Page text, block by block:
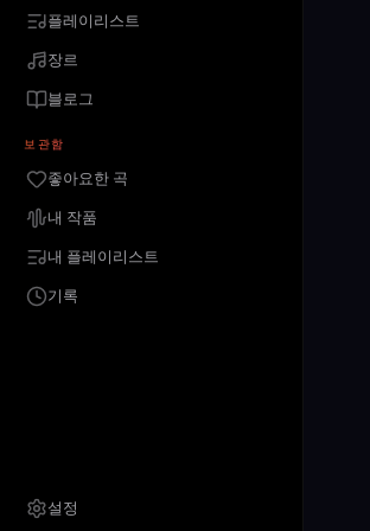
플레이리스트
장르
블로그
보관함
좋아요한 곡
내 작품
내 플레이리스트
기록
설정